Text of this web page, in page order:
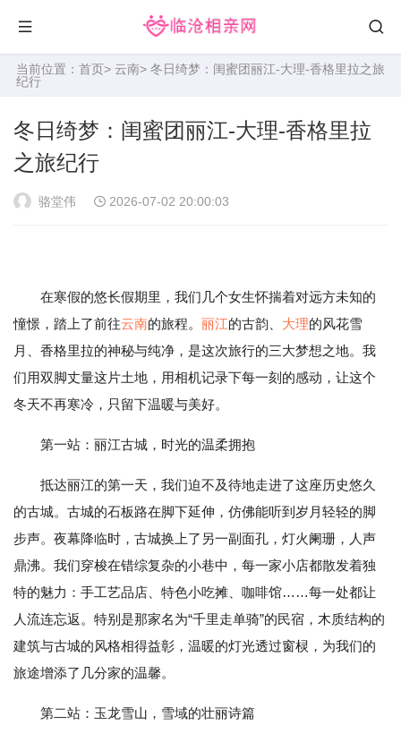
当前位置： 首页> 云南> 冬日绮梦：闺蜜团丽江-大理-香格里拉之旅
纪行
冬日绮梦：闺蜜团丽江-大理-香格里拉
之旅纪行
骆堂伟 2026-07-02 20:00:03
在寒假的悠长假期里，我们几个女生怀揣着对远方未知的
憧憬，踏上了前往云南的旅程。 丽江的古韵、 大理的风花雪
月、香格里拉的神秘与纯净，是这次旅行的三大梦想之地。我
们用双脚丈量这片土地，用相机记录下每一刻的感动，让这个
冬天不再寒冷，只留下温暖与美好。
第一站：丽江古城，时光的温柔拥抱
抵达丽江的第一天，我们迫不及待地走进了这座历史悠久
的古城。古城的石板路在脚下延伸，仿佛能听到岁月轻轻的脚
步声。夜幕降临时，古城换上了另一副面孔，灯火阑珊，人声
鼎沸。我们穿梭在错综复杂的小巷中，每一家小店都散发着独
特的魅力：手工艺品店、特色小吃摊、咖啡馆……每一处都让
人流连忘返。特别是那家名为“千里走单骑”的民宿，木质结构的
建筑与古城的风格相得益彰，温暖的灯光透过窗棂，为我们的
旅途增添了几分家的温馨。
第二站：玉龙雪山，雪域的壮丽诗篇